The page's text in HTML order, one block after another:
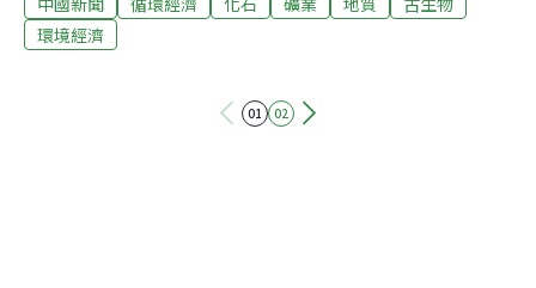
的區間內。發現的費爾幹蚌外形呈長橢圓形，雙面殼均有
質工程師王正一表示，費爾幹蚌化石的發現可以證明扎賚
環境經濟
01 02